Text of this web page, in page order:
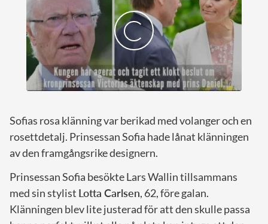
Sofias rosa klänning var berikad med volanger och en
rosettdetalj. Prinsessan Sofia hade lånat klänningen
av den framgångsrike designern.
Prinsessan Sofia besökte Lars Wallin tillsammans
med sin stylist Lotta Carlsen, 62, före galan.
Klänningen blev lite justerad för att den skulle passa